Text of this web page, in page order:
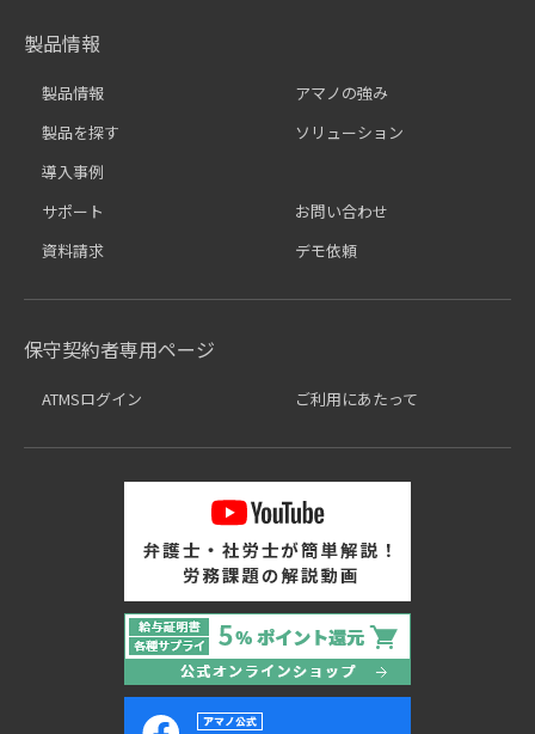
製品情報
製品情報
アマノの強み
製品を探す
ソリューション
導入事例
サポート
お問い合わせ
資料請求
デモ依頼
保守契約者専用ページ
ATMSログイン ご利用にあたって